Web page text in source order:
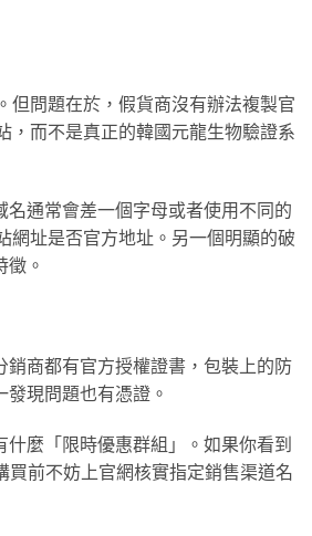
但問題在於，假貨商沒有辦法複製官
，而不是真正的韓國元龍生物驗證系
通常會差一個字母或者使用不同的
網址是否官方地址。另一個明顯的破
徵。
商都有官方授權證書，包裝上的防
現問題也有憑證。
麼「限時優惠群組」。如果你看到
前不妨上官網核實指定銷售渠道名